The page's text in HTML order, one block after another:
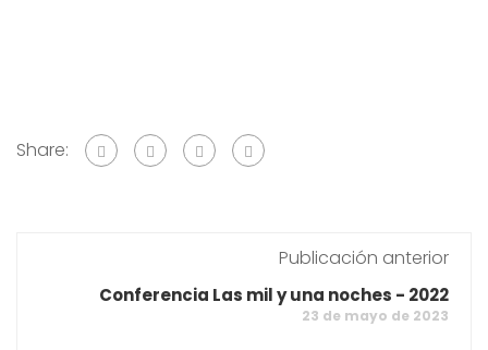
Share:
Publicación anterior
Conferencia Las mil y una noches - 2022
23 de mayo de 2023